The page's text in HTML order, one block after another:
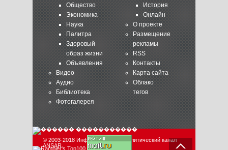
Общество
Экономика
Наука
Палитра
Здоровый
образ жизни
Объявления
Видео
Аудио
Библиотека
Фотогалерея
История
Онлайн
О проекте
Размещение
рекламы
RSS
Контакты
Карта сайта
Облако
тегов
© 2003-2018 Информационно-аналитический канал
ANSAR